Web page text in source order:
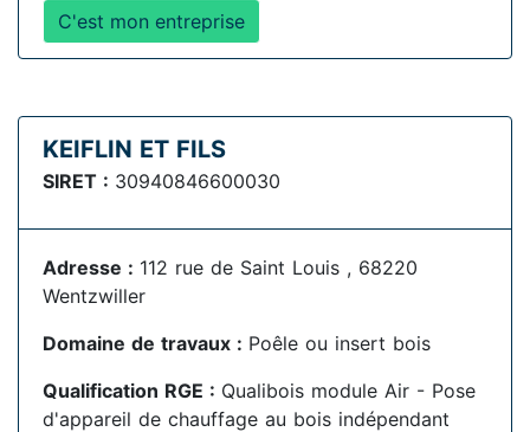
C'est mon entreprise
KEIFLIN ET FILS
SIRET : 30940846600030
Adresse : 112 rue de Saint Louis , 68220
Wentzwiller
Domaine de travaux : Poêle ou insert bois
Qualification RGE : Qualibois module Air - Pose
d'appareil de chauffage au bois indépendant